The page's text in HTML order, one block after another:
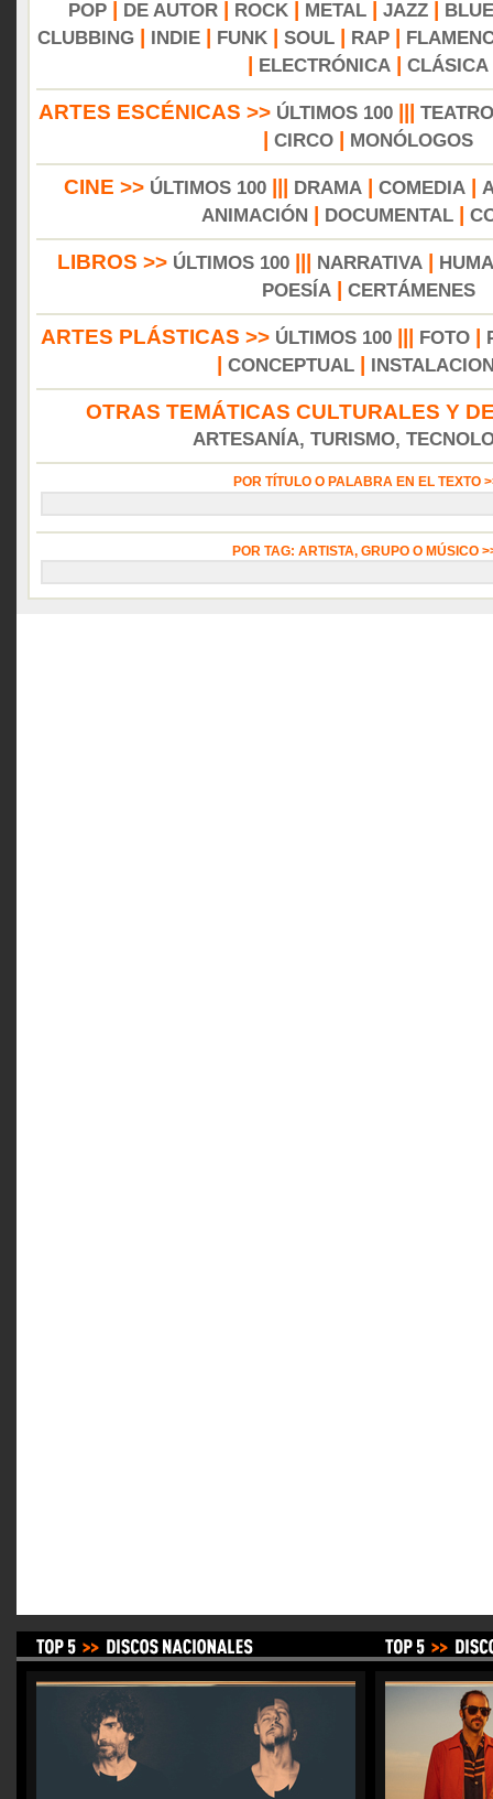
POP
DE AUTOR ROCK METAL JAZZ
CLUBBING
INDIE FUNK SOUL RAP
ELECTRÓNICA CLÁSICA
ARTES ESCÉNICAS >> ÚLTIMOS 100||| TEATRO
CIRCO MONÓLOGOS
CINE >> ÚLTIMOS 100 DRAMA COMEDIA
ANIMACIÓN
DOCUMENTAL|
LIBROS >> ÚLTIMOS 100 NARRATIVA
POESÍA| CERTÁMENES
ARTES PLÁSTICAS >> ÚLTIMOS 100 FOTO
CONCEPTUAL
OTRAS TEMÁTICAS CULTURALES Y
ARTESANÍA, TURISMO,
POR TÍTULO O PALABRA EN EL TEXTO
POR TAG: ARTISTA, GRUPO O MÚSICO